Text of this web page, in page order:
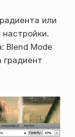
или
Blend Mode